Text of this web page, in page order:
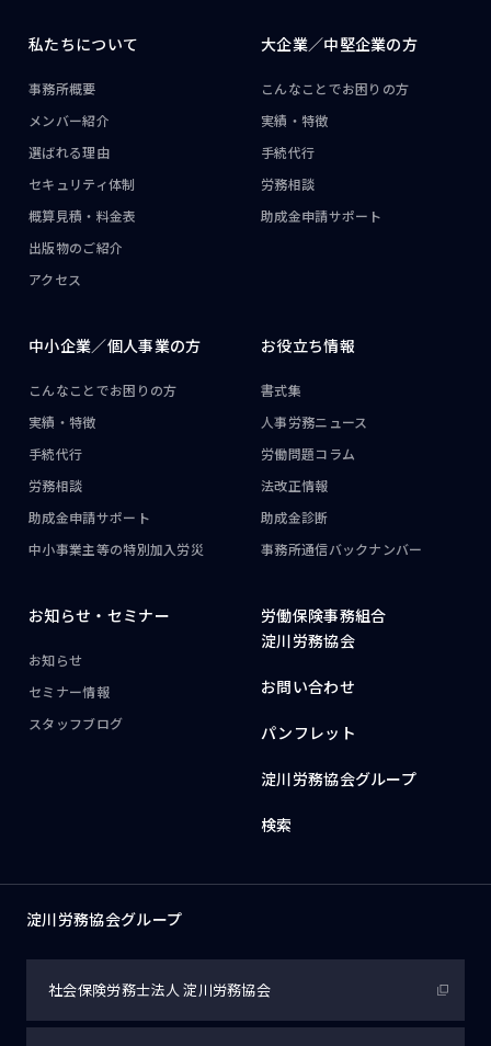
私たちについて
事務所概要
メンバー紹介
選ばれる理由
セキュリティ体制
概算見積・料金表
出版物のご紹介
アクセス
大企業／中堅企業の方
こんなことでお困りの方
実績・特徴
手続代行
労務相談
助成金申請サポート
中小企業／個人事業の方
こんなことでお困りの方
実績・特徴
手続代行
労務相談
助成金申請サポート
中小事業主等の特別加入労災
お役立ち情報
書式集
人事労務ニュース
労働問題コラム
法改正情報
助成金診断
事務所通信バックナンバー
お知らせ・ セミナー
お知らせ
セミナー情報
スタッフブログ
労働保険事務組合
淀川労務協会
お問い合わせ
パンフレット
淀川労務協会グループ
検索
淀川労務協会グループ
社会保険労務士法人淀川労務協会